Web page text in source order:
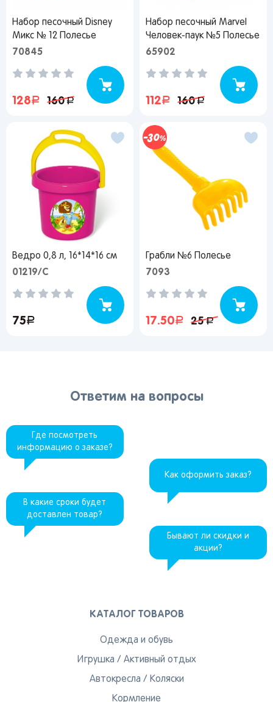
Набор песочный Disney
Микс № 12 Полесье
70845
128руб. 160руб.
Набор песочный Marvel
Человек-паук №5 Полесье
65902
112руб. 160руб.
Ведро 0,8 л, 16*14*16 см
01219/C
75руб.
30
Грабли №6 Полесье
7093
17.50руб. 25руб.
Ответим на вопросы
Где посмотреть
информацию о заказе?
Как оформить заказ?
В какие сроки будет
доставлен товар?
Бывают ли скидки и
акции?
КАТАЛОГ ТОВАРОВ
Одежда и обувь
Игрушка / Активный отдых
Автокресла / Коляски
Кормление
Я согласен на обработку моих
персональных данных
Вернуться